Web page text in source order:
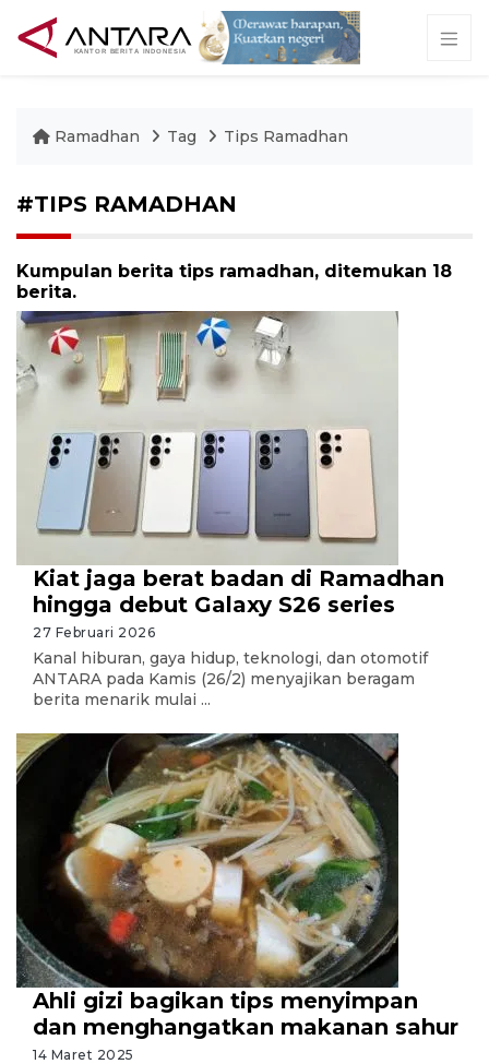
Ramadhan Tag Tips Ramadhan
#TIPS RAMADHAN
Kumpulan berita tips ramadhan, ditemukan 18
berita.
Kiat jaga berat badan di Ramadhan
hingga debut Galaxy S26 series
27 Februari 2026
Kanal hiburan, gaya hidup, teknologi, dan otomotif
ANTARA pada Kamis (26/2) menyajikan beragam
berita menarik mulai ...
Ahli gizi bagikan tips menyimpan
dan menghangatkan makanan sahur
14 Maret 2025